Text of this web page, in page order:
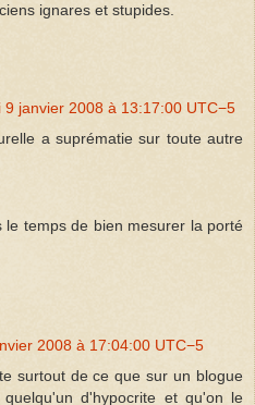
ignares et stupides.
9 janvier 2008 à 13:17:00 UTC−5
a suprématie sur toute autre
le temps de bien mesurer la porté
2008 à 17:04:00 UTC−5
surtout de ce que sur un blogue
d'hypocrite et qu'on le